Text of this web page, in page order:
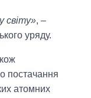
світу», –
уряду.
постачання
атомних